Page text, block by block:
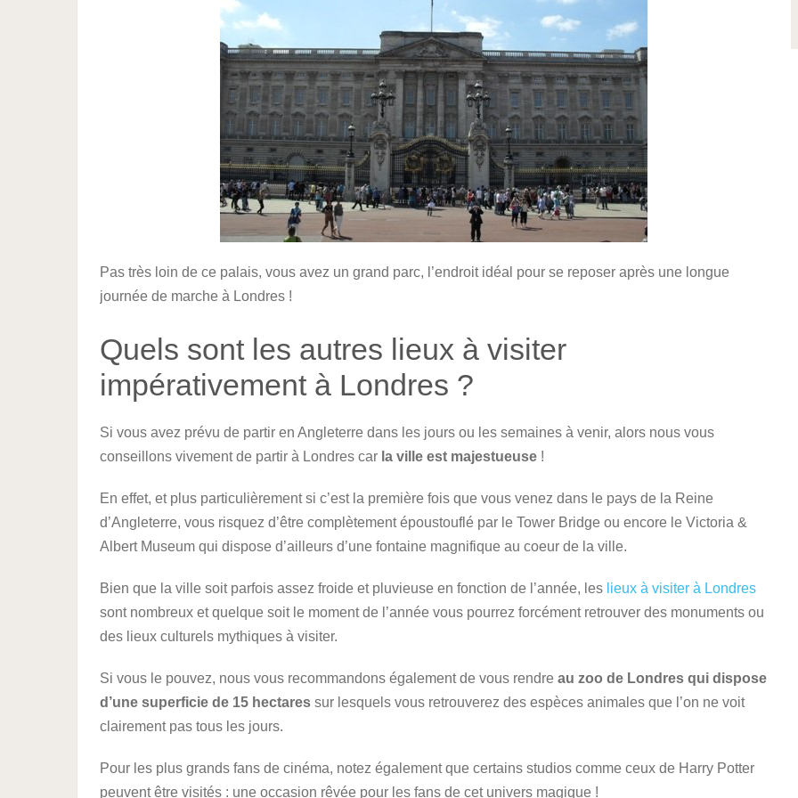
Pas très loin de ce palais, vous avez un grand parc, l’endroit idéal pour se reposer après une longue
journée de marche à Londres !
Quels sont les autres lieux à visiter
impérativement à Londres ?
Si vous avez prévu de partir en Angleterre dans les jours ou les semaines à venir, alors nous vous
conseillons vivement de partir à Londres car la ville est majestueuse !
En effet, et plus particulièrement si c’est la première fois que vous venez dans le pays de la Reine
d’Angleterre, vous risquez d’être complètement époustouflé par le Tower Bridge ou encore le Victoria &
Albert Museum qui dispose d’ailleurs d’une fontaine magnifique au coeur de la ville.
Bien que la ville soit parfois assez froide et pluvieuse en fonction de l’année, les lieux à visiter à Londres
sont nombreux et quelque soit le moment de l’année vous pourrez forcément retrouver des monuments ou
des lieux culturels mythiques à visiter.
Si vous le pouvez, nous vous recommandons également de vous rendre au zoo de Londres qui dispose
d’une superficie de 15 hectares sur lesquels vous retrouverez des espèces animales que l’on ne voit
clairement pas tous les jours.
Pour les plus grands fans de cinéma, notez également que certains studios comme ceux de Harry Potter
peuvent être visités : une occasion rêvée pour les fans de cet univers magique !